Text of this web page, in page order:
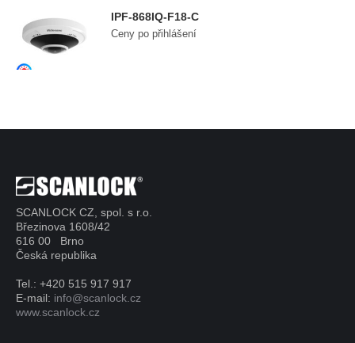
IPF-868IQ-F18-C
Ceny po přihlášení
SCANLOCK CZ, spol. s r.o.
Březinova 1608/42
616 00 Brno
Česká republika
Tel.: +420 515 917 917
E-mail: info@scanlock.cz
www.scanlock.cz